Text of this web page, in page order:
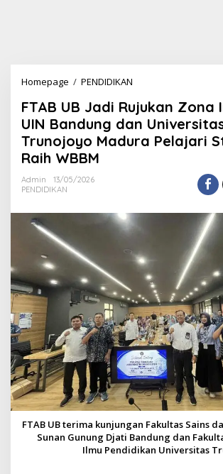
Homepage / PENDIDIKAN
A
B
U
B
k
Z
o
n
a
I
n
t
e
g
r
i
t
a
FTAB UB Jadi Rujukan
UIN Bandung dan
Trunojoyo Madura Pelajari
Raih WBBM
Admin
13/05/2026
PENDIDIKAN
FTAB UB terima kunjungan Fakultas Sains
Sunan Gunung Djati Bandung dan
Ilmu Pendidikan Universitas